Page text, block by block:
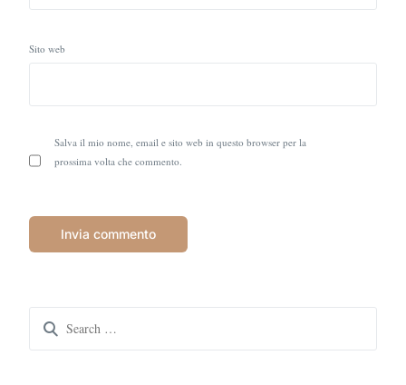
Sito web
Salva il mio nome, email e sito web in questo browser per la
prossima volta che commento.
Search